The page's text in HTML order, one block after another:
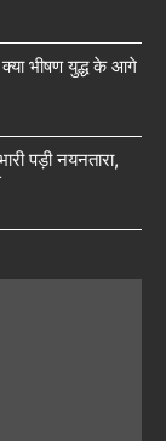
भीषण युद्ध के आगे
पड़ी नयनतारा,